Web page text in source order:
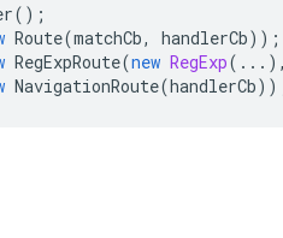
();
Route(matchCb, handlerCb));
RegExpRoute(new RegExp
NavigationRoute(handlerCb